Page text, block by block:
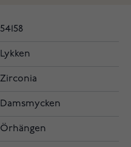
54158
Lykken
Zirconia
Damsmycken
Örhängen